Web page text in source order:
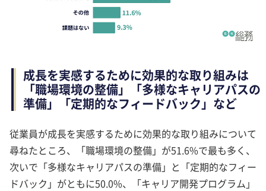
成長を実感するために効果的な取り組みは
「職場環境の整備」「多様なキャリアパスの
準備」「定期的なフィードバック」など
従業員が成長を実感するために効果的な取り組みについて
尋ねたところ、「職場環境の整備」が51.6%で最も多く、
次いで「多様なキャリアパスの準備」と「定期的なフィー
ドバック」がともに50.0%、「キャリア開発プログラム」